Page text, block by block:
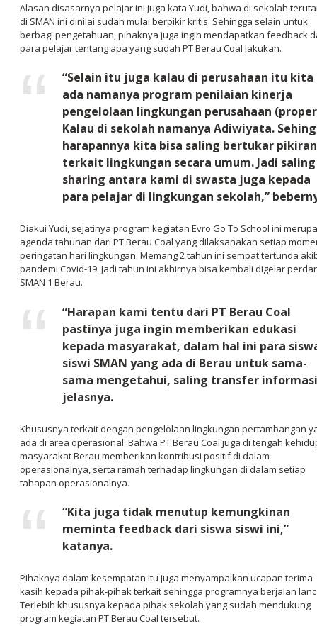
Alasan disasarnya pelajar ini juga kata Yudi, bahwa di sekolah
di SMAN ini dinilai sudah mulai berpikir kritis. Sehingga selain untuk
berbagi pengetahuan, pihaknya juga ingin mendapatkan feedback
para pelajar tentang apa yang sudah PT Berau Coal lakukan.
“Selain itu juga kalau di perusahaan itu kita
ada namanya program penilaian kinerja
pengelolaan lingkungan perusahaan
Kalau di sekolah namanya Adiwiyata.
harapannya kita bisa saling bertukar
terkait lingkungan secara umum. Jadi saling
sharing antara kami di swasta juga kepada
para pelajar di lingkungan sekolah,”
Diakui Yudi, sejatinya program kegiatan Evro Go To School ini
agenda tahunan dari PT Berau Coal yang dilaksanakan setiap
peringatan hari lingkungan. Memang 2 tahun ini sempat tertunda
pandemi Covid-19. Jadi tahun ini akhirnya bisa kembali digelar
SMAN 1 Berau.
“Harapan kami tentu dari PT Berau Coal
pastinya juga ingin memberikan edukasi
kepada masyarakat, dalam hal ini para
siswi SMAN yang ada di Berau untuk sama-
sama mengetahui, saling transfer
jelasnya.
Khususnya terkait dengan pengelolaan lingkungan pertambangan
ada di area operasional. Bahwa PT Berau Coal juga di tengah
masyarakat Berau memberikan kontribusi positif di dalam
operasionalnya, serta ramah terhadap lingkungan di dalam setiap
tahapan operasionalnya.
“Kita juga tidak menutup kemungkinan
meminta feedback dari siswa siswi ini,”
katanya.
Pihaknya dalam kesempatan itu juga menyampaikan ucapan terima
kasih kepada pihak-pihak terkait sehingga programnya berjalan
Terlebih khususnya kepada pihak sekolah yang sudah mendukung
program kegiatan PT Berau Coal tersebut.